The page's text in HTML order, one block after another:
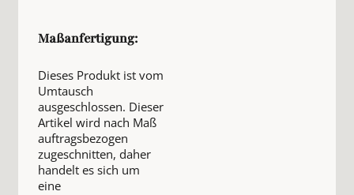
Maßanfertigung:
Dieses Produkt ist vom
Umtausch
ausgeschlossen. Dieser
Artikel wird nach Maß
auftragsbezogen
zugeschnitten, daher
handelt es sich um
eine